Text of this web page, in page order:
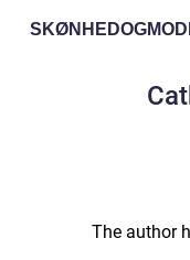
The author